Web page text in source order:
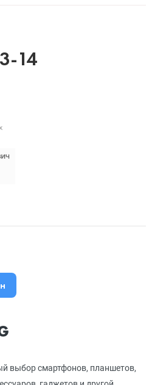
выбор смартфонов, планшетов,
14